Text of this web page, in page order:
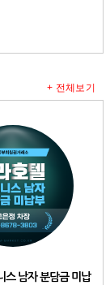
스 남자 분담금 미납
+ 전체보기